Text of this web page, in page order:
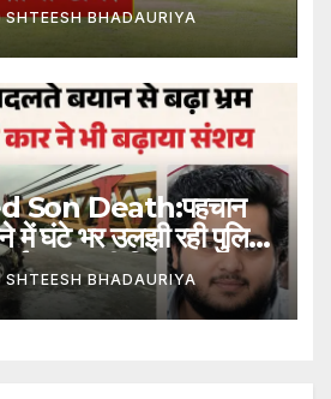
Month
SHTEESH BHADAURIYA
Son Death:पहचान
में घंटे भर उलझी रही पुलिस,
अबान की शिनाख्त –
Son Death Police
Grappling
SHTEESH BHADAURIYA